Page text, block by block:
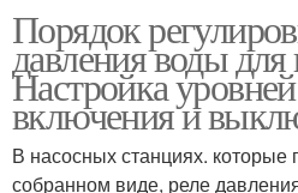
Порядок
давления воды для
Настройка
включения и
В насосных станциях. которые
собранном виде, реле